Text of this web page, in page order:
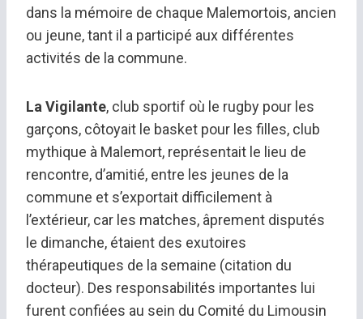
dans la mémoire de chaque Malemortois, ancien
ou jeune, tant il a participé aux différentes
activités de la commune.
La Vigilante, club sportif où le rugby pour les
garçons, côtoyait le basket pour les filles, club
mythique à Malemort, représentait le lieu de
rencontre, d’amitié, entre les jeunes de la
commune et s’exportait difficilement à
l’extérieur, car les matches, âprement disputés
le dimanche, étaient des exutoires
thérapeutiques de la semaine (citation du
docteur). Des responsabilités importantes lui
furent confiées au sein du Comité du Limousin